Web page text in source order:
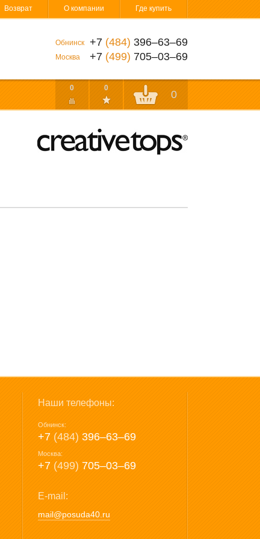
Возврат О компании Где купить
Обнинск +7 (484) 396‒63‒69
Москва +7 (499) 705‒03‒69
0 0
0
Наши телефоны:
Обнинск:
+7 (484) 396‒63‒69
Москва:
+7 (499) 705‒03‒69
E-mail:
mail@posuda40.ru